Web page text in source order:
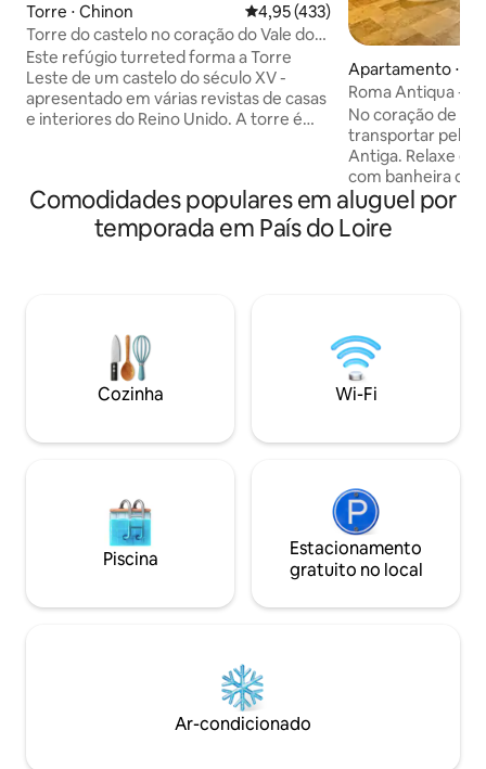
Torre ⋅ Chinon 4,95 de uma avaliação média de
4,95 (433)
Torre do castelo no coração do Vale do
Loire
Este refúgio turreted forma a Torre
Leste de um castelo do século XV -
apresentado em várias revistas de casas
e interiores do Reino Unido. A torre é
do château. Internamente, está cheio
de personalidade com um quarto
circular e com vigas e banheira de topo
francesa local comendo fora
Apartamento ⋅
Roma Antiqua -
romântica
No coração de
transportar pela
Antiga. Relaxe
com banheira de
privativa.
cama queen size
qualidade
pitoresco
restaurantes e
Tudo se junta
romântica
Comodidades populares em aluguel por
temporada em País do Loire
Cozinha Wi-Fi
Piscina
Estacionamento
gratuito no local
Ar-condicionado